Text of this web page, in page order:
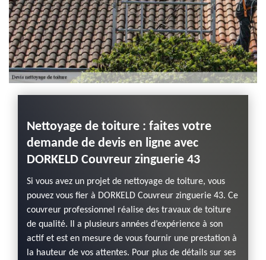
Nettoyage de toiture : faites votre
demande de devis en ligne avec
DORKELD Couvreur zinguerie 43
Si vous avez un projet de nettoyage de toiture, vous
pouvez vous fier à DORKELD Couvreur zinguerie 43. Ce
couvreur professionnel réalise des travaux de toiture
de qualité. Il a plusieurs années d’expérience à son
actif et est en mesure de vous fournir une prestation à
la hauteur de vos attentes. Pour plus de détails sur ses